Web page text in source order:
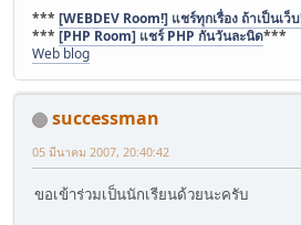
*** [WEBDEV Room!] แชร์ทุกเรื่อง ถ้าเป็นเว็
*** [PHP Room] แชร์ PHP กันวันละนิด***
Web blog
successman
05 มีนาคม 2007, 20:40:42
ขอเข้าร่วมเป็นนักเรียนด้วยนะครับ